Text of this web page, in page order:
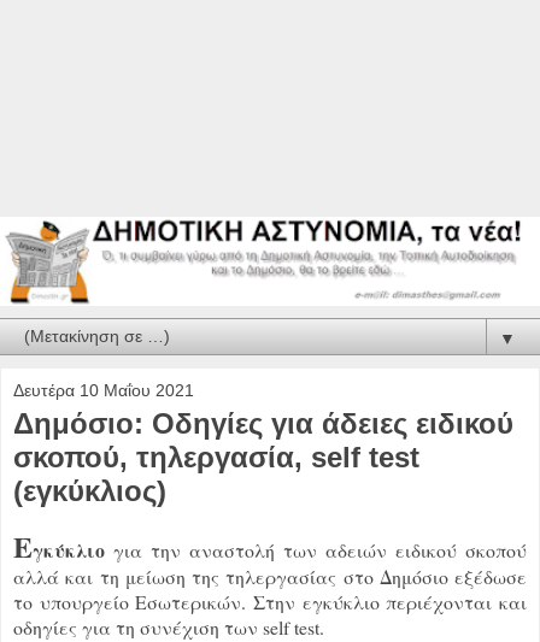
▼
Δευτέρα 10 Μαΐου 2021
Δημόσιο: Οδηγίες για άδειες ειδικού
σκοπού, τηλεργασία, self test
(εγκύκλιος)
Eγκύκλιο για την αναστολή των αδειών ειδικού σκοπού
αλλά και τη μείωση της τηλεργασίας στο Δημόσιο εξέδωσε
το υπουργείο Εσωτερικών. Στην εγκύκλιο περιέχονται και
οδηγίες για τη συνέχιση των self test.